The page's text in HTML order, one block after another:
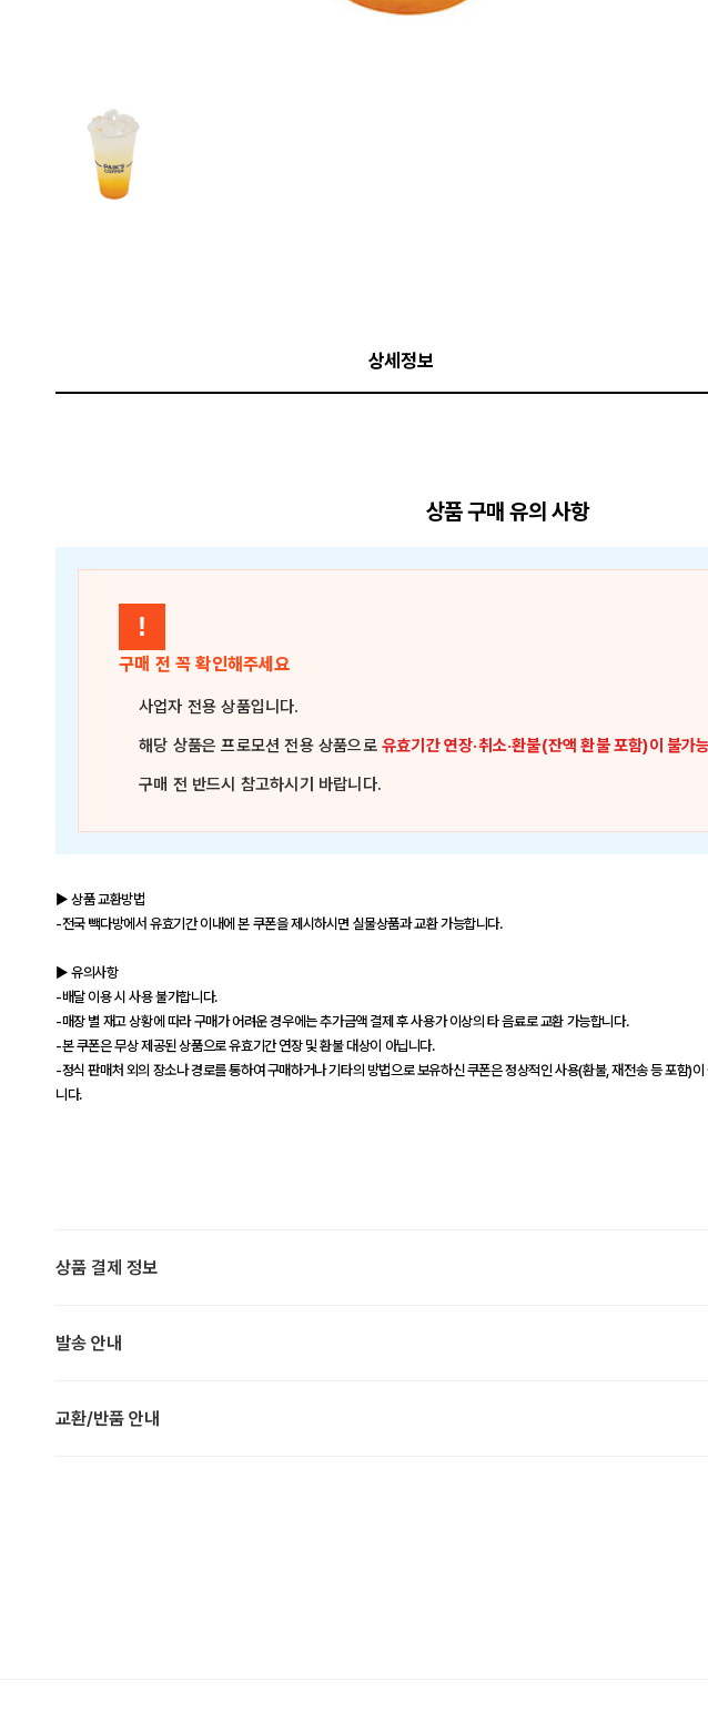
상세정보
상품 구매 유의 사항
!
구매 전 꼭 확인해주세요
사업자 전용 상품입니다.
해당 상품은프로모션 전용 상품으로유효기간 연장·취소·환불(잔액 환불 포함)이 불가
구매 전 반드시 참고하시기 바랍니다.
▶ 상품 교환방법
-전국 빽다방에서 유효기간 이내에 본 쿠폰을 제시하시면 실물상품과 교환 가능합니다.
▶ 유의사항
-배달 이용 시 사용 불가합니다.
-매장 별 재고 상황에 따라 구매가 어려운 경우에는 추가금액 결제 후 사용가 이상의 타 음료로 교환 가능합니다.
-본 쿠폰은 무상 제공된 상품으로 유효기간 연장 및 환불 대상이 아닙니다.
-정식 판매처 외의 장소나 경로를 통하여 구매하거나 기타의 방법으로 보유하신 쿠폰은 정상적인 사용(환불, 재전송 등 포함)
니다.
상품 결제 정보
발송 안내
교환/반품 안내